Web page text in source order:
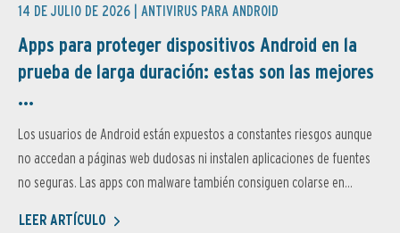
14 DE JULIO DE 2026 | ANTIVIRUS PARA ANDROID
Apps para proteger dispositivos Android en la
prueba de larga duración: estas son las mejores
...
Los usuarios de Android están expuestos a constantes riesgos aunque
no accedan a páginas web dudosas ni instalen aplicaciones de fuentes
no seguras. Las apps con malware también consiguen colarse en...
LEER ARTÍCULO